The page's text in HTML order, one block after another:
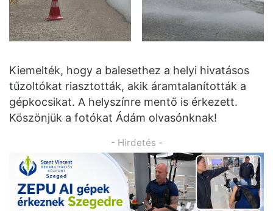
Kiemelték, hogy a balesethez a helyi hivatásos
tűzoltókat riasztották, akik áramtalanították a
gépkocsikat. A helyszínre mentő is érkezett.
Köszönjük a fotókat Ádám olvasónknak!
- Hirdetés -